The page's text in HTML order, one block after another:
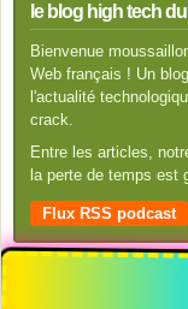
le blog high tech
Bienvenue
Web français ! Un
l'actualité
crack.
Entre les articles,
la perte de temps est
Flux RSS podcast